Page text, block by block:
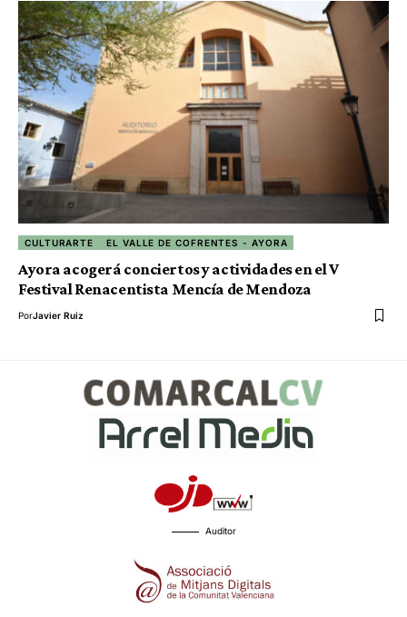
CULTURARTE EL VALLE DE COFRENTES - AYORA
Ayora acogerá conciertos y actividades en el V
Festival Renacentista Mencía de Mendoza
PorJavier Ruiz
Auditor